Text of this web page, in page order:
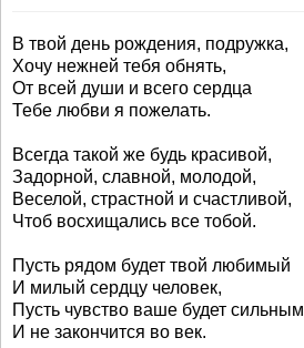
В твой день рождения, подружка,
Хочу нежней тебя обнять,
От всей души и всего сердца
Тебе любви я пожелать.
Всегда такой же будь красивой,
Задорной, славной, молодой,
Веселой, страстной и счастливой,
Чтоб восхищались все тобой.
Пусть рядом будет твой любимый
И милый сердцу человек,
Пусть чувство ваше будет сильным
И не закончится во век.